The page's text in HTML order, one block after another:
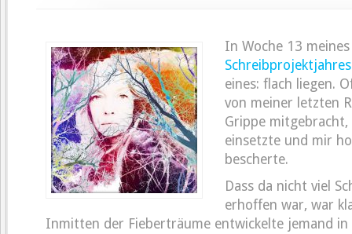
In Woche 13 meines
Schreibprojektjahres
eines: flach liegen.
von meiner letzten
Grippe
einsetzte und mir
bescherte.
Dass da nicht viel
erhoffen war, war
Inmitten der Fieberträume entwickelte jemand in